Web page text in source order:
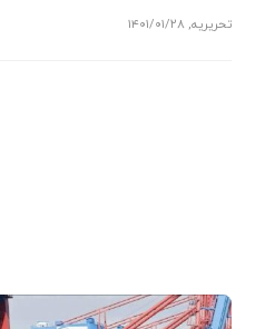
تحریریه, ۱۴۰۱/۰۱/۲۸